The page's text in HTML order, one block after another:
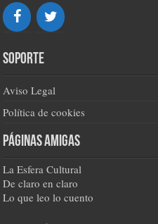
Soporte
Aviso Legal
Política de cookies
Páginas amigas
La Esfera Cultural
De claro en claro
Lo que leo lo cuento